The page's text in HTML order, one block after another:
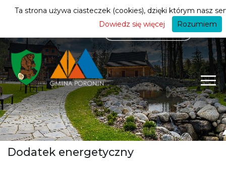
mieszkańca
Dodatek energetyczny
Ta strona używa ciasteczek (cookies), dzięki którym nasz
Dowiedz się więcej
Rozumiem